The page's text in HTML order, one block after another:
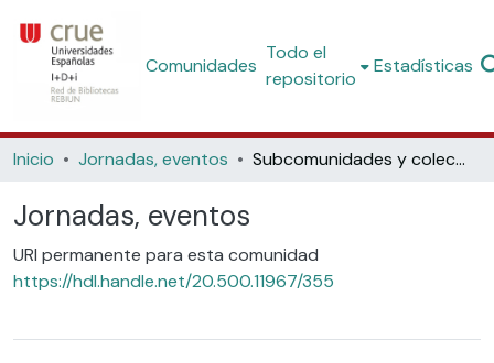
Comunidades
Todo el
repositorio
Estadísticas
Inicio Jornadas, eventos Subcomunidades y colecciones
Jornadas, eventos
URI permanente para esta comunidad
https://hdl.handle.net/20.500.11967/355